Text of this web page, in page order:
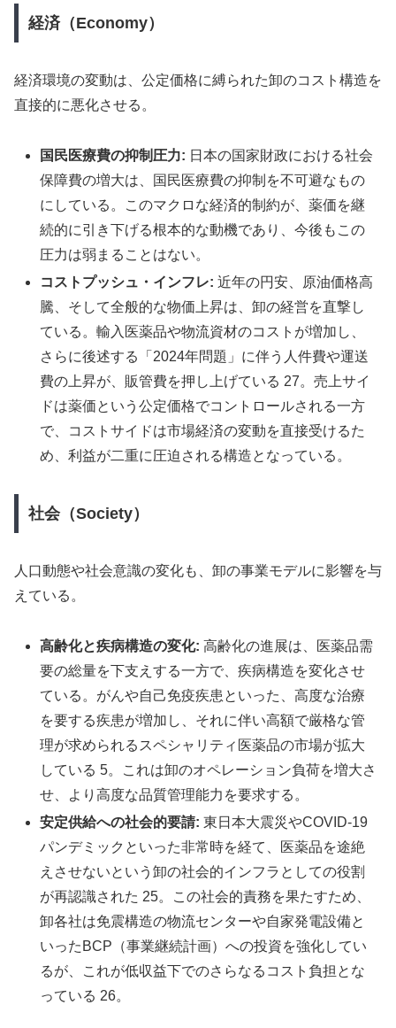
経済（Economy）
経済環境の変動は、公定価格に縛られた卸のコスト構造を
直接的に悪化させる。
国民医療費の抑制圧力: 日本の国家財政における社会
保障費の増大は、国民医療費の抑制を不可避なもの
にしている。このマクロな経済的制約が、薬価を継
続的に引き下げる根本的な動機であり、今後もこの
圧力は弱まることはない。
コストプッシュ・インフレ: 近年の円安、原油価格高
騰、そして全般的な物価上昇は、卸の経営を直撃し
ている。輸入医薬品や物流資材のコストが増加し、
さらに後述する「2024年問題」に伴う人件費や運送
費の上昇が、販管費を押し上げている 27。売上サイ
ドは薬価という公定価格でコントロールされる一方
で、コストサイドは市場経済の変動を直接受けるた
め、利益が二重に圧迫される構造となっている。
社会（Society）
人口動態や社会意識の変化も、卸の事業モデルに影響を与
えている。
高齢化と疾病構造の変化: 高齢化の進展は、医薬品需
要の総量を下支えする一方で、疾病構造を変化させ
ている。がんや自己免疫疾患といった、高度な治療
を要する疾患が増加し、それに伴い高額で厳格な管
理が求められるスペシャリティ医薬品の市場が拡大
している 5。これは卸のオペレーション負荷を増大さ
せ、より高度な品質管理能力を要求する。
安定供給への社会的要請: 東日本大震災やCOVID-19
パンデミックといった非常時を経て、医薬品を途絶
えさせないという卸の社会的インフラとしての役割
が再認識された 25。この社会的責務を果たすため、
卸各社は免震構造の物流センターや自家発電設備と
いったBCP（事業継続計画）への投資を強化してい
るが、これが低収益下でのさらなるコスト負担とな
っている 26。